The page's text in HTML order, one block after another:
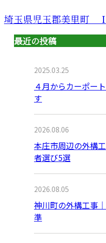
埼玉県児玉郡美里町
最近の投稿
2025.03.25
４月からカーポー
す
2026.08.06
本庄市周辺の外構
者選び5選
2026.08.05
神川町の外構工事
準